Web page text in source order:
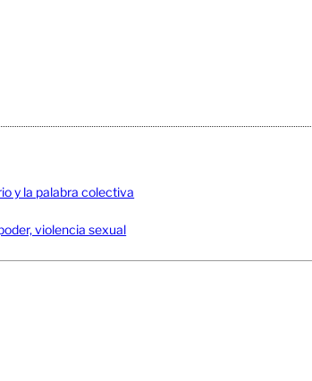
y la palabra colectiva
violencia sexual